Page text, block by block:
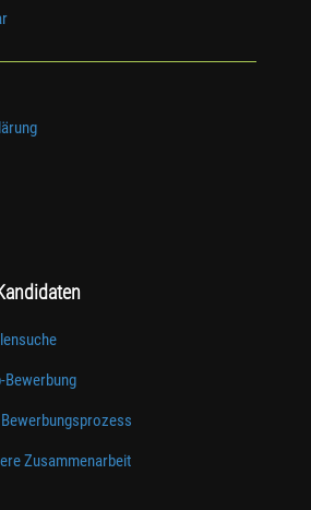
Bewerbung
Bewerbungsprozess
Zusammenarbeit